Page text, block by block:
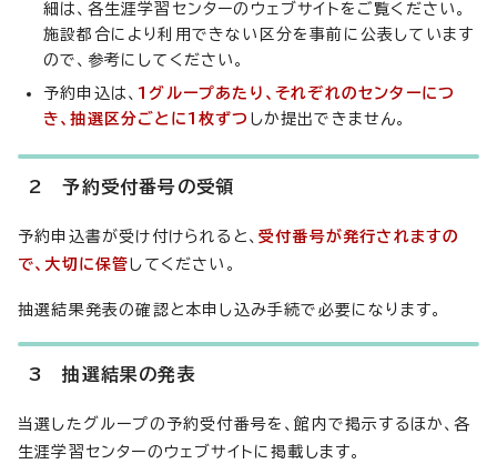
細は、各生涯学習センターのウェブサイトをご覧ください。
施設都合により利用できない区分を事前に公表しています
ので、参考にしてください。
予約申込は、 1グループあたり、それぞれのセンターにつ
き、抽選区分ごとに1枚ずつ しか提出できません。
2 予約受付番号の受領
予約申込書が受け付けられると、 受付番号が発行されますの
で、大切に保管してください。
抽選結果発表の確認と本申し込み手続で必要になります。
3 抽選結果の発表
当選したグループの予約受付番号を、館内で掲示するほか、各
生涯学習センターのウェブサイトに掲載します。